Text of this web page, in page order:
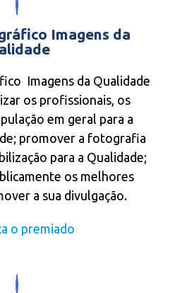
Imagens da
Imagens da Qualidade
os profissionais, os
em geral para a
promover a fotografia
para a Qualidade;
os melhores
a sua divulgação.
o premiado